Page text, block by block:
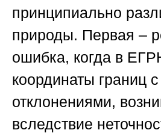
принципиально
природы. Первая –
ошибка, когда в
координаты границ с
отклонениями,
вследствие